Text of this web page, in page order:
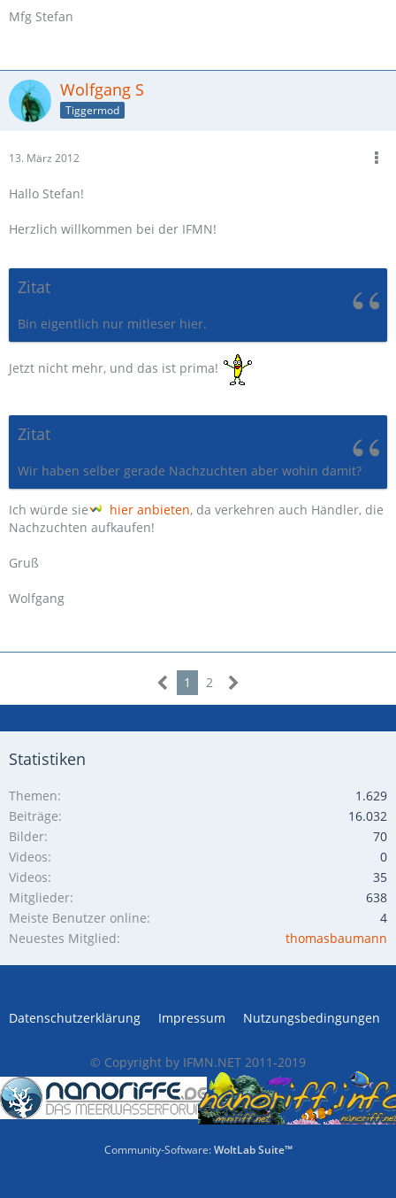
Mfg Stefan
Wolfgang S
Tiggermod
13. März 2012
Hallo Stefan!
Herzlich willkommen bei der IFMN!
Zitat
Bin eigentlich nur mitleser hier.
Jetzt nicht mehr, und das ist prima!
Zitat
Wir haben selber gerade Nachzuchten aber wohin damit?
Ich würde sie hier anbieten, da verkehren auch Händler, die
Nachzuchten aufkaufen!
Gruß
Wolfgang
1 2
Statistiken
Themen
1.629
Beiträge
16.032
Bilder
70
Videos
0
Videos
35
Mitglieder
638
Meiste Benutzer online
4
Neuestes Mitglied
thomasbaumann
Datenschutzerklärung Impressum Nutzungsbedingungen
© Copyright by IFMN.NET 2011-2019
Community-Software:WoltLab Suite™